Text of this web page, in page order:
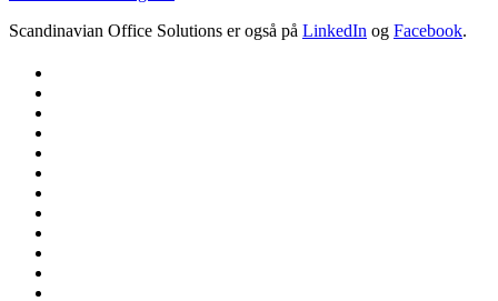
Scandinavian Office Solutions er også på LinkedIn og Facebook.